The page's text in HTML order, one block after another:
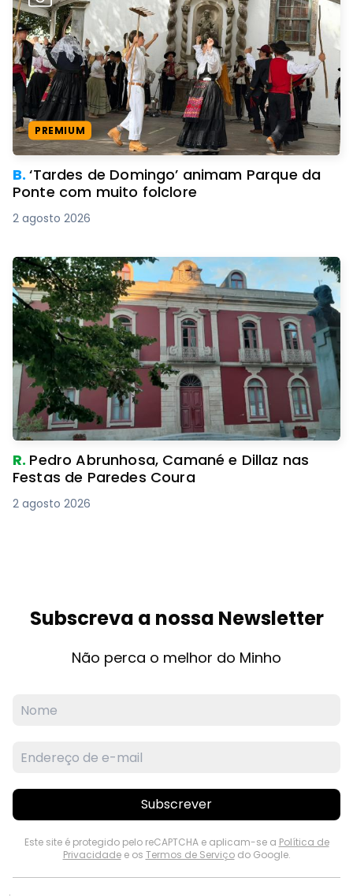
PREMIUM
B.‘Tardes de Domingo’ animam Parque da
Ponte com muito folclore
2 agosto 2026
R. Pedro Abrunhosa, Camané e Dillaz nas
Festas de Paredes Coura
2 agosto 2026
Subscreva a nossa Newsletter
Não perca o melhor do Minho
Subscrever
Este site é protegido pelo reCAPTCHA e aplicam-se a Política de
Privacidadee os Termos de Serviçodo Google.